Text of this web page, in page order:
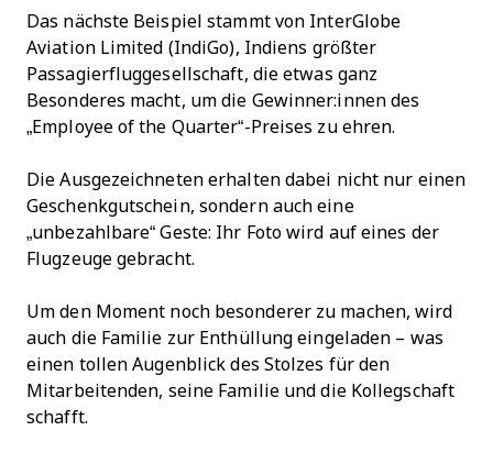
Das nächste Beispiel stammt von InterGlobe
Aviation Limited (IndiGo), Indiens größter
Passagierfluggesellschaft, die etwas ganz
Besonderes macht, um die Gewinner:innen des
„Employee of the Quarter“-Preises zu ehren.
Die Ausgezeichneten erhalten dabei nicht nur einen
Geschenkgutschein, sondern auch eine
„unbezahlbare“ Geste: Ihr Foto wird auf eines der
Flugzeuge gebracht.
Um den Moment noch besonderer zu machen, wird
auch die Familie zur Enthüllung eingeladen – was
einen tollen Augenblick des Stolzes für den
Mitarbeitenden, seine Familie und die Kollegschaft
schafft.